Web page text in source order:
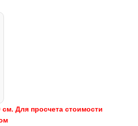
см. Для просчета стоимости